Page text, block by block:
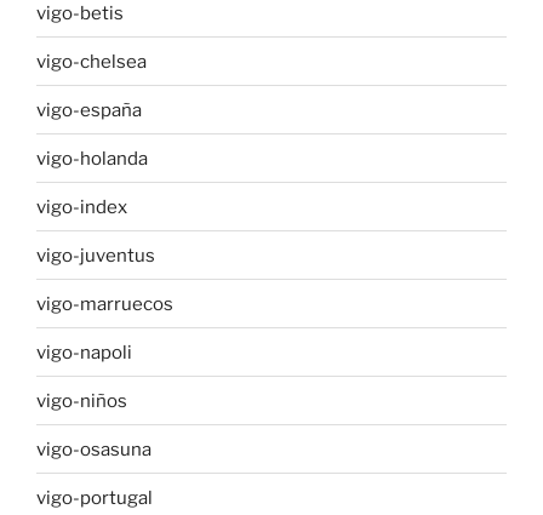
vigo-betis
vigo-chelsea
vigo-españa
vigo-holanda
vigo-index
vigo-juventus
vigo-marruecos
vigo-napoli
vigo-niños
vigo-osasuna
vigo-portugal